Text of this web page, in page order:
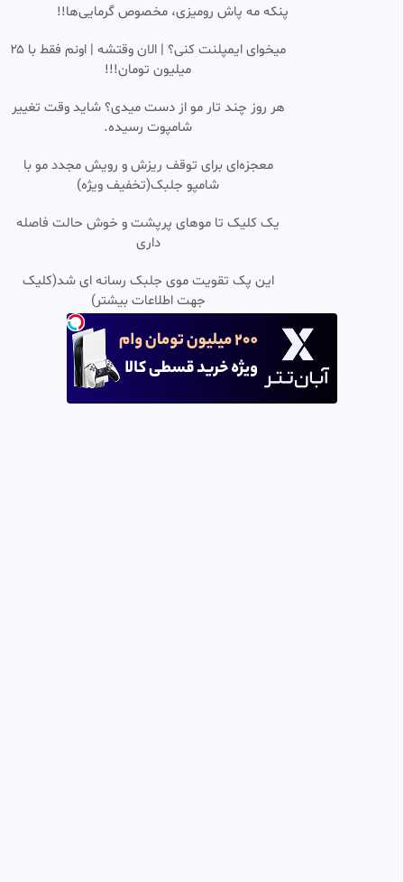
خدیجه
با زیرنویس فارسی
🎬🎧 Freetime | فری تایم 🍿
فارسی
خدیجه
سریال پاکستانی مالکیت قسمت
🎬🎧 Freetime | فری تایم 🍿
• 1 ماه پیش
سریال چینی وابستگی ۲۰۲۶
قسمت ۹ زیر نویس فارسی
جعبه ای اسرار
پنکه مه پاش رومیزی، مخصوص گرمایی‌ها!!
میخوای ایمپلنت کنی؟ | الان وقتشه | اونم فقط با ۲۵
میلیون تومان!!!
هر روز چند تار مو از دست میدی؟ شاید وقت تغییر
شامپوت رسیده.
معجزه‌ای برای توقف ریزش و رویش مجدد مو با
شامپو جلبک(تخفیف ویژه)
یک کلیک تا موهای پرپشت و خوش حالت فاصله
داری
این پک تقویت موی جلبک رسانه ای شد(کلیک
جهت اطلاعات بیشتر)